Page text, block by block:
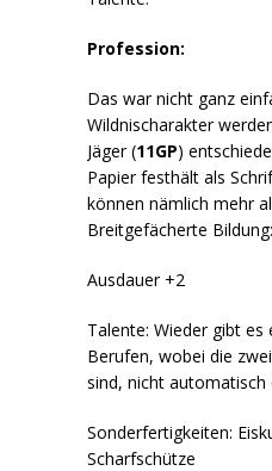
Profession:
Das war nicht ganz
Wildnischarakter
Jäger (11GP)
Papier festhält als
können nämlich mehr
Breitgefächerte Bildung:
Ausdauer +2
Talente: Wieder gibt
Berufen, wobei die
sind, nicht automatisch
Sonderfertigkeiten:
Scharfschütze